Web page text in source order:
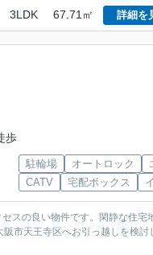
3LDK 67.71㎡ 詳細を
歩
駐輪場 オートロック
CATV
宅配ボックス
スの良い物件です。閑静な住宅
市天王寺区へお引っ越しを検討